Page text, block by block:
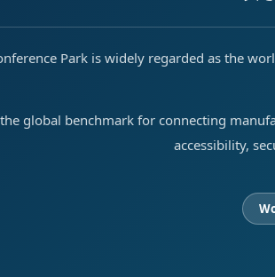
Park is widely regarded as the
global benchmark for connecting
accessibility,